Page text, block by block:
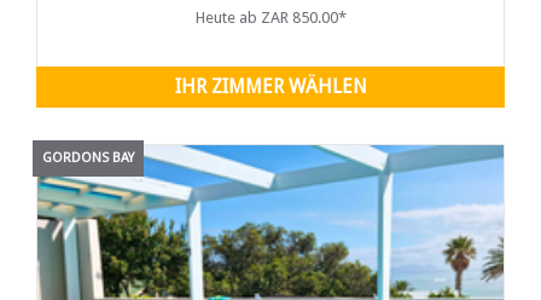
Heute ab ZAR 850.00*
IHR ZIMMER WÄHLEN
GORDONS BAY